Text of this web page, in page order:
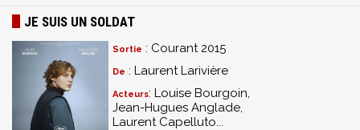
JE SUIS UN SOLDAT
Sortie : Courant 2015
De : Laurent Larivière
Acteurs: Louise Bourgoin,
Jean-Hugues Anglade,
Laurent Capelluto...